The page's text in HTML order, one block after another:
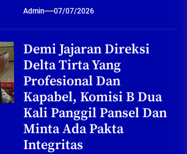
Admin 07/07/2026
Demi Jajaran Direksi
Delta Tirta Yang
Profesional Dan
Kapabel, Komisi B Dua
Kali Panggil Pansel Dan
Minta Ada Pakta
Integritas